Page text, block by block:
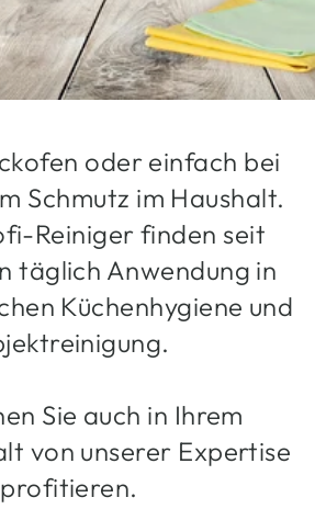
oder einfach bei
Schmutz im Haushalt.
Reiniger finden seit
täglich Anwendung in
Küchenhygiene und
Sie auch in Ihrem
von unserer Expertise
profitieren.